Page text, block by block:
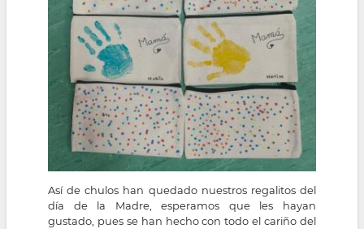
Así de chulos han quedado nuestros regalitos del
día de la Madre, esperamos que les hayan
gustado, pues se han hecho con todo el cariño del